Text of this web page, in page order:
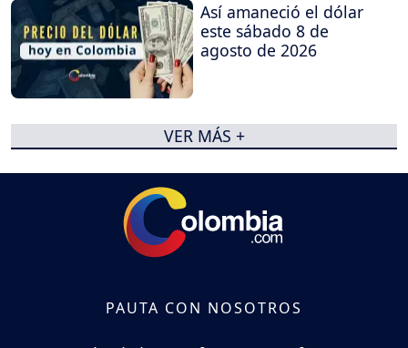
Así amaneció el dólar
este sábado 8 de
agosto de 2026
VER MÁS +
PAUTA CON NOSOTROS